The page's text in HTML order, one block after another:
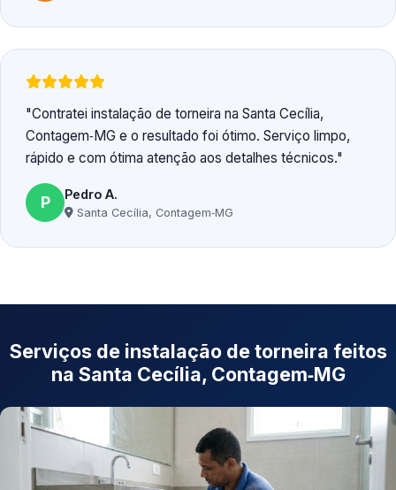
Contratei instalação de torneira na Santa Cecília,
Contagem‑MG e o resultado foi ótimo. Serviço limpo,
rápido e com ótima atenção aos detalhes técnicos.
P Pedro A.
Santa Cecília, Contagem‑MG
Serviços de instalação de torneira feitos
na Santa Cecília, Contagem‑MG